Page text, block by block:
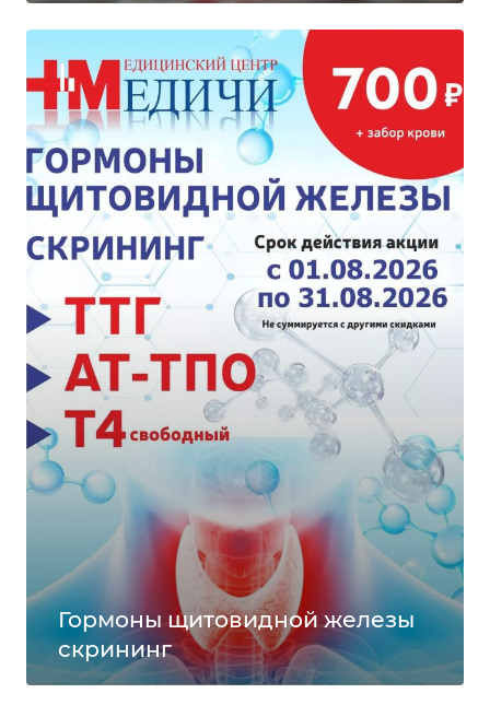
Гормоны щитовидной железы
скрининг